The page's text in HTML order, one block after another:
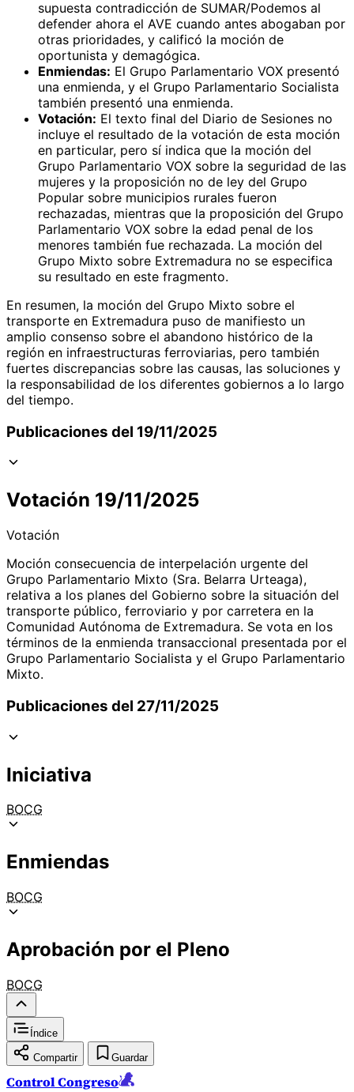
supuesta contradicción de SUMAR/Podemos al
defender ahora el AVE cuando antes abogaban por
otras prioridades, y calificó la moción de
oportunista y demagógica.
Enmiendas: El Grupo Parlamentario VOX presentó
una enmienda, y el Grupo Parlamentario Socialista
también presentó una enmienda.
Votación: El texto final del Diario de Sesiones no
incluye el resultado de la votación de esta moción
en particular, pero sí indica que la moción del
Grupo Parlamentario VOX sobre la seguridad de las
mujeres y la proposición no de ley del Grupo
Popular sobre municipios rurales fueron
rechazadas, mientras que la proposición del Grupo
Parlamentario VOX sobre la edad penal de los
menores también fue rechazada. La moción del
Grupo Mixto sobre Extremadura no se especifica
su resultado en este fragmento.
En resumen, la moción del Grupo Mixto sobre el
transporte en Extremadura puso de manifiesto un
amplio consenso sobre el abandono histórico de la
región en infraestructuras ferroviarias, pero también
fuertes discrepancias sobre las causas, las soluciones y
la responsabilidad de los diferentes gobiernos a lo largo
del tiempo.
Publicaciones del 19/11/2025
Votación 19/11/2025
Votación
Moción consecuencia de interpelación urgente del
Grupo Parlamentario Mixto (Sra. Belarra Urteaga),
relativa a los planes del Gobierno sobre la situación del
transporte público, ferroviario y por carretera en la
Comunidad Autónoma de Extremadura. Se vota en los
términos de la enmienda transaccional presentada por el
Grupo Parlamentario Socialista y el Grupo Parlamentario
Mixto.
Publicaciones del 27/11/2025
Iniciativa
BOCG
Enmiendas
BOCG
Aprobación por el Pleno
BOCG
Índice
Compartir Guardar
Control Congreso